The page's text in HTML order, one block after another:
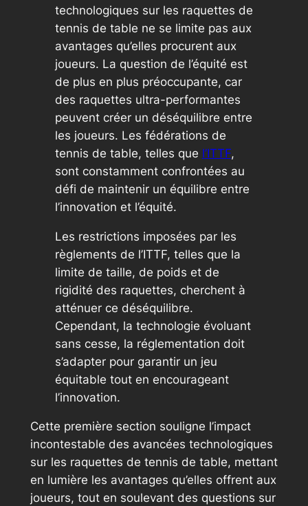
technologiques sur les raquettes de
tennis de table ne se limite pas aux
avantages qu’elles procurent aux
joueurs. La question de l’équité est
de plus en plus préoccupante, car
des raquettes ultra-performantes
peuvent créer un déséquilibre entre
les joueurs. Les fédérations de
tennis de table, telles que l’ITTF,
sont constamment confrontées au
défi de maintenir un équilibre entre
l’innovation et l’équité.
Les restrictions imposées par les
règlements de l’ITTF, telles que la
limite de taille, de poids et de
rigidité des raquettes, cherchent à
atténuer ce déséquilibre.
Cependant, la technologie évoluant
sans cesse, la réglementation doit
s’adapter pour garantir un jeu
équitable tout en encourageant
l’innovation.
Cette première section souligne l’impact
incontestable des avancées technologiques
sur les raquettes de tennis de table, mettant
en lumière les avantages qu’elles offrent aux
joueurs, tout en soulevant des questions sur